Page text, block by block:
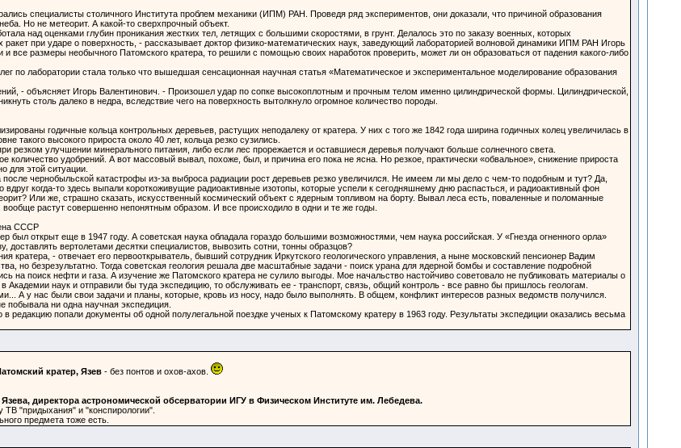
специалисты столичного Института проблем механики (ИПМ) РАН. Проведя ряд экспериментов, они доказали, что причиной образования
Но не метеорит. А какой-то сверхпрочный объект.
над оценками глубин проникания жестких тел, летящих с большими скоростями, в грунт. Делалось это по заказу военных, которых
ракет при ударе о поверхность, - рассказывает доктор физико-математических наук, заведующий лабораторией волновой динамики ИПМ РАН Игорь
размеры необычного Патомского кратера, то решили с помощью своих наработок проверить, может ли он образоваться от падения какого-либо
по лаборатории стала только что вышедшая сенсационная научная статья «Математическое и экспериментальное моделирование образования
- объясняет Игорь Валентинович. - Произошел удар по сопке высокоплотным и прочным телом именно цилиндрической формы. Цилиндрической,
столь далеко в недра, вследствие чего на поверхность вытолкнуло огромное количество породы.
годичные кольца контрольных деревьев, растущих неподалеку от кратера. У них с того же 1842 года ширина годичных колец увеличилась в
такого высокого прироста около 40 лет, кольца резко сузились.
резком улучшении минерального питания, либо если лес прорежается и оставшиеся деревья получают больше солнечного света.
удобрений. А вот массовый вывал, похоже, был, и причина его пока не ясна. Но резкое, практически «обвальное», снижение прироста
для этой ситуации.
после чернобыльской катастрофы из-за выброса радиации рост деревьев резко увеличился. Не имеем ли мы дело с чем-то подобным и тут? Да,
когда-то здесь выпали короткоживущие радиоактивные изотопы, которые успели к сегодняшнему дню распасться, и радиоактивный фон
Или же, страшно сказать, искусственный космический объект с ядерным топливом на борту. Вывал леса есть, поваленные и поломанные
растут совершенно непонятным образом. И все происходило в одни и те же годы.
СССР
был открыт еще в 1947 году. А советская наука обладала гораздо большими возможностями, чем наука российская. У «Гнезда огненного орла»
вертолетами десятки специалистов, вывозить сотни, тонны образцов?
кратера, - отвечает его первооткрыватель, бывший сотрудник Иркутского геологического управления, а ныне московский пенсионер Вадим
но безрезультатно. Тогда советская геология решала две масштабные задачи - поиск урана для ядерной бомбы и составление подробной
на поиск нефти и газа. А изучение же Патомского кратера не сулило выгоды. Мое начальство настойчиво советовало не публиковать материалы о
Академии наук и отправили бы туда экспедицию, то обслуживать ее - транспорт, связь, общий контроль - все равно бы пришлось геологам.
А у нас были свои задачи и планы, которые, кровь из носу, надо было выполнять. В общем, конфликт интересов разных ведомств получился.
побывала ни одна научная экспедиция.
редакцию попали документы об одной полулегальной поездке ученых к Патомскому кратеру в 1963 году. Результаты экспедиции оказались весьма
кратер, Язев- без понтов и охов-ахов.
Язева, директора астрономической обсерватории ИГУ в Физическом Институте им. Лебедева.
"придыхания" и "конспирологии".
предмета тоже есть.